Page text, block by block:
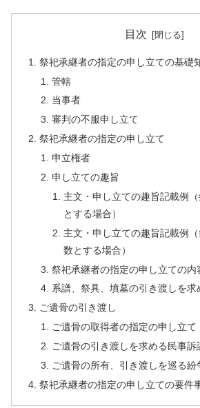
目次
祭祀承継者の指定の申し立ての基礎
管轄
当事者
審判の不服申し立て
祭祀承継者の指定の申し立て
申立権者
申し立ての趣旨
主文・申し立ての趣旨記載例
とする場合）
主文・申し立ての趣旨記載例
数とする場合）
祭祀承継者の指定の申し立ての内
系譜、祭具、墳墓の引き渡しを求
ご遺骨の引き渡し
ご遺骨の取得者の指定の申し立て
ご遺骨の引き渡しを求める民事訴
ご遺骨の所有、引き渡しを巡る紛
祭祀承継者の指定の申し立ての要件